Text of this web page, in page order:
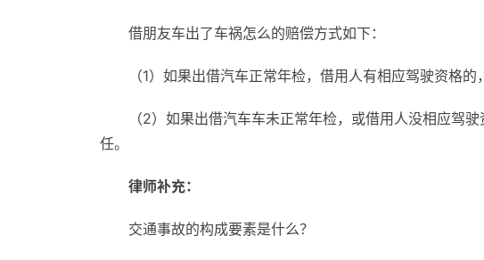
借朋友车出了车祸怎么的赔偿方式如下：
（1）如果出借汽车正常年检，借用人有相应驾驶资格
（2）如果出借汽车车未正常年检，或借用人没相应驾
任。
律师补充：
交通事故的构成要素是什么？